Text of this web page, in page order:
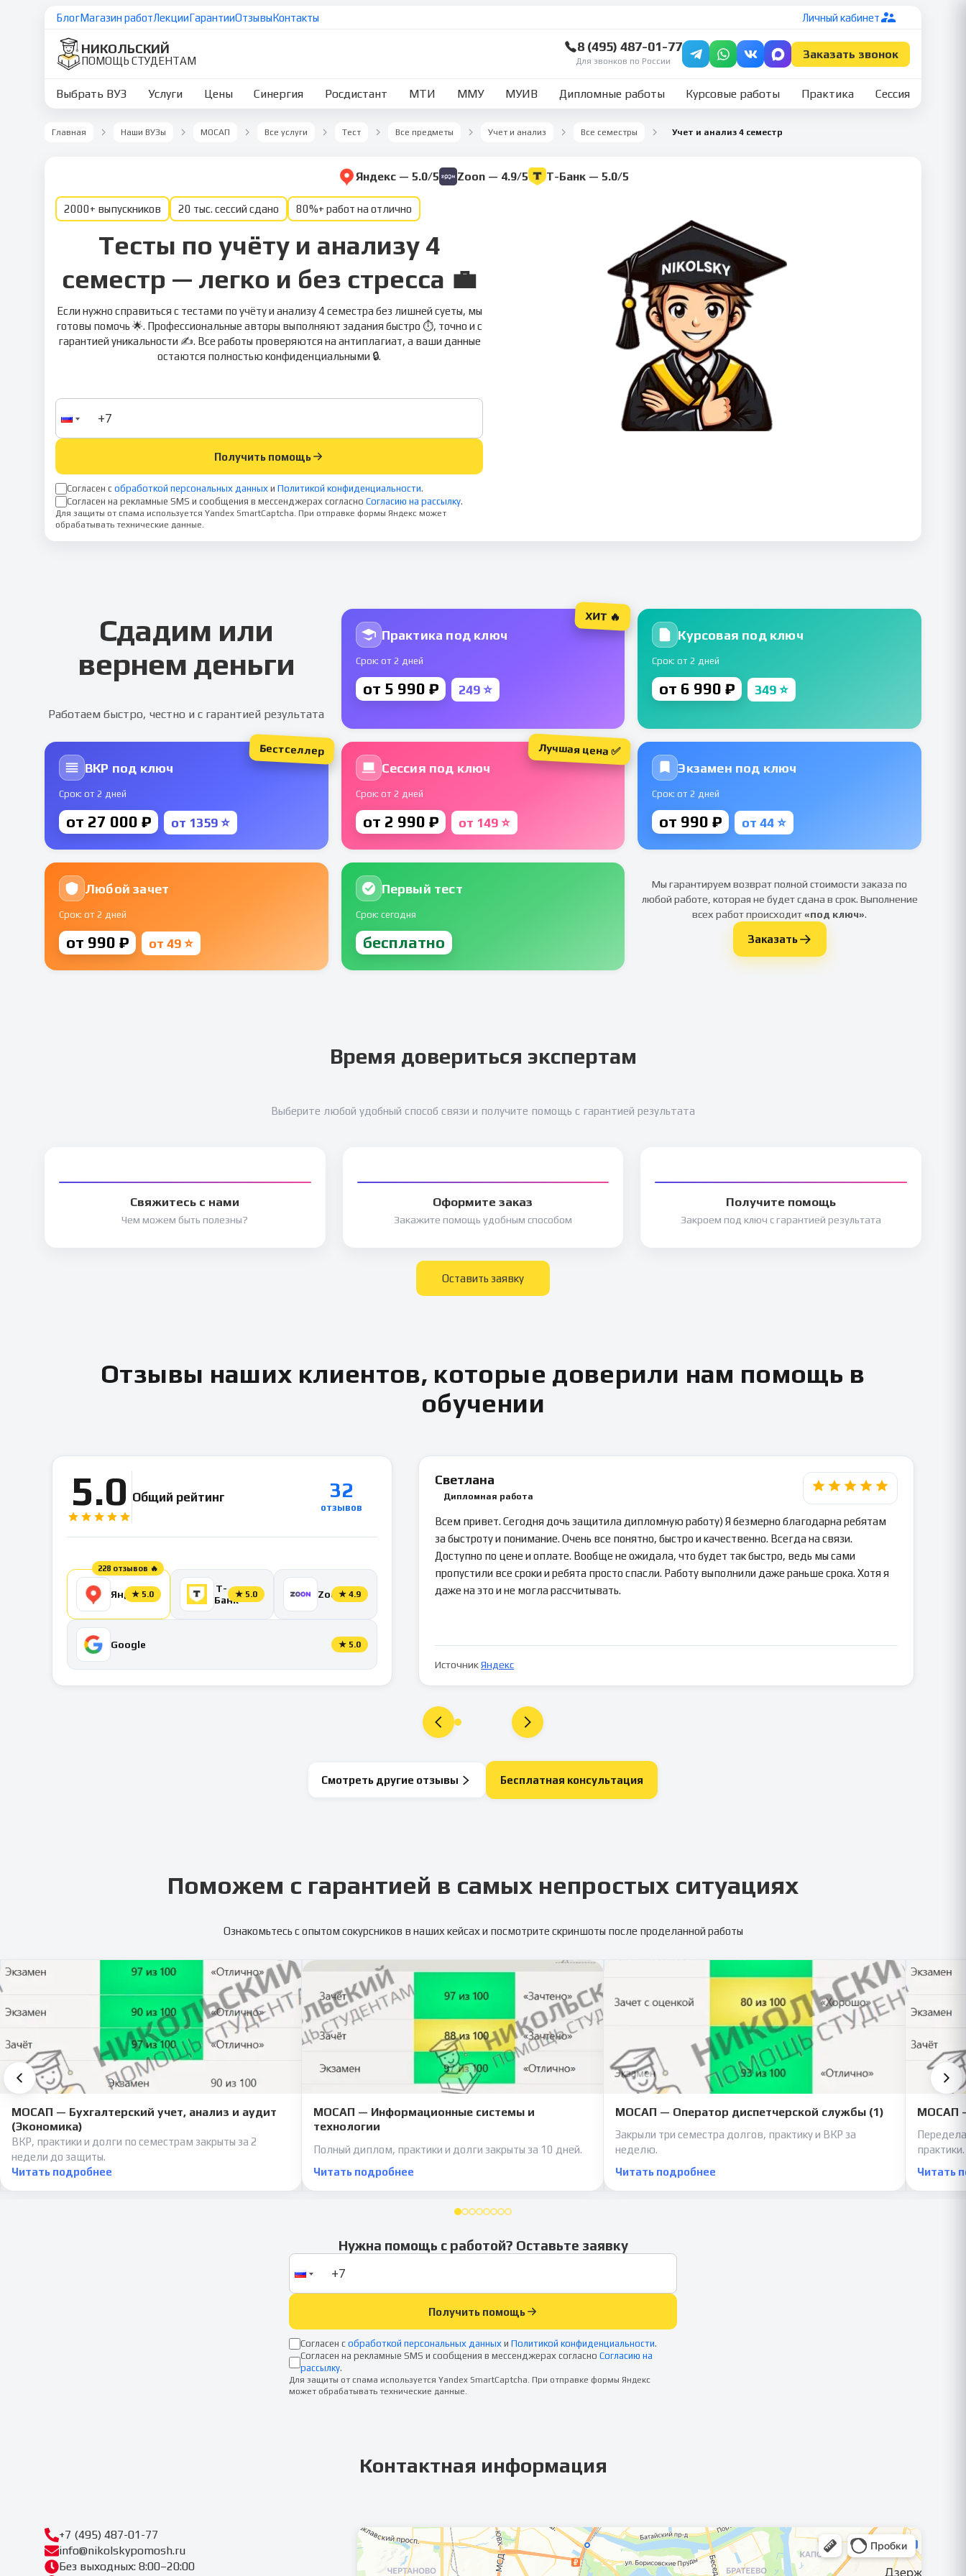
БлогМагазин работЛекцииГарантииОтзывыКонтакты Личный кабинет
НИКОЛЬСКИЙ
ПОМОЩЬ СТУДЕНТАМ
8 (495) 487-01-77
Для звонков по России
Заказать звонок
Выбрать ВУЗ Услуги Цены Синергия Росдистант МТИ ММУ МУИВ Дипломные работы Курсовые работы Практика Сессия
Главная Наши ВУЗы МОСАП Все услуги Тест Все предметы Учет и анализ Все семестры Учет и анализ 4 семестр
Яндекс — 5.0/5 Zoon — 4.9/5 Т-Банк — 5.0/5
2000+ выпускников 20 тыс. сессий сдано 80%+ работ на отлично
Тесты по учёту и анализу 4
семестр — легко и без стресса 💼
Если нужно справиться с тестами по учёту и анализу 4 семестра без лишней суеты, мы
готовы помочь 🌟. Профессиональные авторы выполняют задания быстро ⏱, точно и с
гарантией уникальности ✍️. Все работы проверяются на антиплагиат, а ваши данные
остаются полностью конфиденциальными 🔒.
Получить помощь
Согласен с обработкой персональных данных и Политикой конфиденциальности.
Согласен на рекламные SMS и сообщения в мессенджерах согласно Согласию на рассылку.
Для защиты от спама используется Yandex SmartCaptcha. При отправке формы Яндекс может
обрабатывать технические данные.
Сдадим или
вернем деньги
Работаем быстро, честно и с гарантией результата
Практика под ключ
Срок: от 2 дней
от 5 990 ₽ 249 ⭐
ХИТ 🔥
Курсовая под ключ
Срок: от 2 дней
от 6 990 ₽ 349 ⭐
ВКР под ключ
Срок: от 2 дней
от 27 000 ₽ от 1359 ⭐
Бестселлер
Сессия под ключ
Срок: от 2 дней
от 2 990 ₽ от 149 ⭐
Лучшая цена ✅
Экзамен под ключ
Срок: от 2 дней
от 990 ₽ от 44 ⭐
Любой зачет
Срок: от 2 дней
от 990 ₽ от 49 ⭐
Первый тест
Срок: сегодня
бесплатно
Мы гарантируем возврат полной стоимости заказа по
любой работе, которая не будет сдана в срок. Выполнение
всех работ происходит«под ключ».
Заказать
Время довериться экспертам
Выберите любой удобный способ связи и получите помощь с гарантией результата
Свяжитесь с нами
Чем можем быть полезны?
Оформите заказ
Закажите помощь удобным способом
Получите помощь
Закроем под ключ с гарантией результата
Оставить заявку
Отзывы наших клиентов, которые доверили нам помощь в
обучении
5.0 Общий рейтинг 32
отзывов
228 отзывов 🔥
Яндекс
★ 5.0
Т-
Банк★ 5.0 Zoon★4.9
Google ★ 5.0
Светлана
Дипломная работа
Всем привет. Сегодня дочь защитила дипломную работу) Я безмерно благодарна ребятам
за быстроту и понимание. Очень все понятно, быстро и качественно. Всегда на связи.
Доступно по цене и оплате. Вообще не ожидала, что будет так быстро, ведь мы сами
пропустили все сроки и ребята просто спасли. Работу выполнили даже раньше срока. Хотя я
даже на это и не могла рассчитывать.
Источник Яндекс
Смотреть другие отзывы Бесплатная консультация
Поможем с гарантией в самых непростых ситуациях
Ознакомьтесь с опытом сокурсников в наших кейсах и посмотрите скриншоты после проделанной работы
МОСАП — Бухгалтерский учет, анализ и аудит
(Экономика)
ВКР, практики и долги по семестрам закрыты за 2
недели до защиты.
Читать подробнее
МОСАП — Информационные системы и
технологии
Полный диплом, практики и долги закрыты за 10 дней.
Читать подробнее
МОСАП — Оператор диспетчерской службы (1)
Закрыли три семестра долгов, практику и ВКР за
неделю.
Читать подробнее
МОСАП
практики.
Читать
Нужна помощь с работой? Оставьте заявку
Получить помощь
Согласен с обработкой персональных данных и Политикой конфиденциальности.
Согласен на рекламные SMS и сообщения в мессенджерах согласно Согласию на
рассылку.
Для защиты от спама используется Yandex SmartCaptcha. При отправке формы Яндекс
может обрабатывать технические данные.
Контактная информация
+7 (495) 487-01-77
info@nikolskypomosh.ru
Без выходных: 8:00–20:00